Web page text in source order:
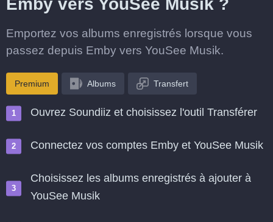
Emby vers YouSee Musik ?
Emportez vos albums enregistrés lorsque vous
passez depuis Emby vers YouSee Musik.
Premium Albums Transfert
Ouvrez Soundiiz et choisissez l'outil Transférer
Connectez vos comptes Emby et YouSee Musik
Choisissez les albums enregistrés à ajouter à
YouSee Musik